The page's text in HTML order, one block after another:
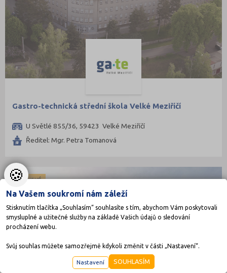
Gastro-technická střední škola Velké Meziříčí
U Světlé 855/36, 59423 Velké Meziříčí
Ředitel: Mgr. Petra Tomanová
KRAJSKÉ
🍪
Na Vašem soukromí nám záleží
Stisknutím tlačítka „Souhlasím“ souhlasíte s tím, abychom Vám poskytovali
smysluplné a užitečné služby na základě Vašich údajů o sledování
procházení webu.
Svůj souhlas můžete samozřejmě kdykoli změnit v části „Nastavení“.
Nastavení SOUHLASÍM